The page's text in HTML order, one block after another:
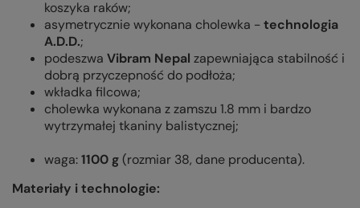
koszyka raków;
asymetrycznie wykonana cholewka -technologia
A.D.D.;
podeszwa Vibram Nepal zapewniająca stabilność i
dobrą przyczepność do podłoża;
wkładka filcowa;
cholewka wykonana z zamszu 1.8 mm i bardzo
wytrzymałej tkaniny balistycznej;
waga:1100 g(rozmiar 38, dane producenta).
Materiały i technologie: